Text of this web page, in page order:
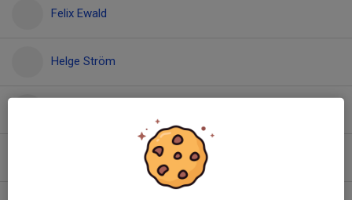
Felix Ewald
Helge Ström
Hugo Hellström Lindmark